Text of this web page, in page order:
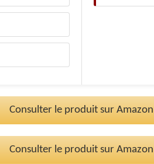
Consulter le produit sur Amazon
Consulter le produit sur Amazon